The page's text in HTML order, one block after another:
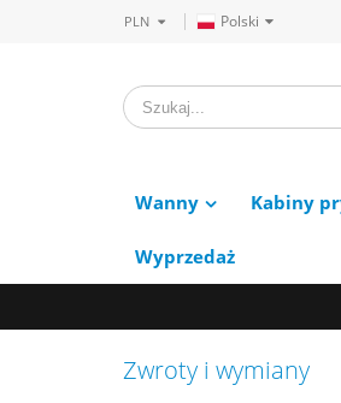
PLN Polski
Wanny Kabiny
Wyprzedaż
Zwroty i wymiany